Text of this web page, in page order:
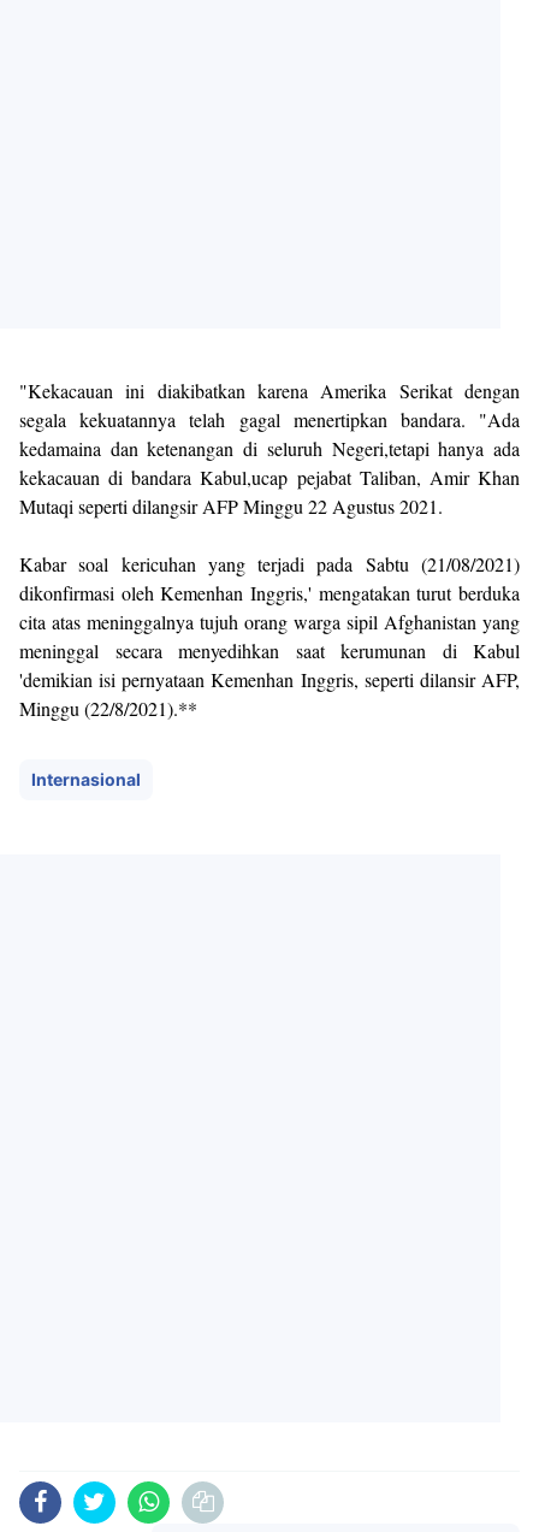
"Kekacauan ini diakibatkan karena Amerika Serikat dengan
segala kekuatannya telah gagal menertipkan bandara. "Ada
kedamaina dan ketenangan di seluruh Negeri,tetapi hanya ada
kekacauan di bandara Kabul,ucap pejabat Taliban, Amir Khan
Mutaqi seperti dilangsir AFP Minggu 22 Agustus 2021.
Kabar soal kericuhan yang terjadi pada Sabtu (21/08/2021)
dikonfirmasi oleh Kemenhan Inggris,' mengatakan turut berduka
cita atas meninggalnya tujuh orang warga sipil Afghanistan yang
meninggal secara menyedihkan saat kerumunan di Kabul
'demikian isi pernyataan Kemenhan Inggris, seperti dilansir AFP,
Minggu (22/8/2021).**
Internasional